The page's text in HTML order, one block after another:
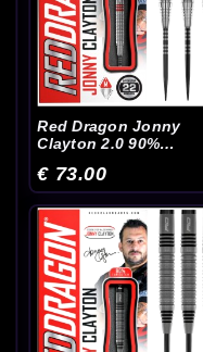
Red Dragon Jonny
Clayton 2.0 90%
€ 73.00